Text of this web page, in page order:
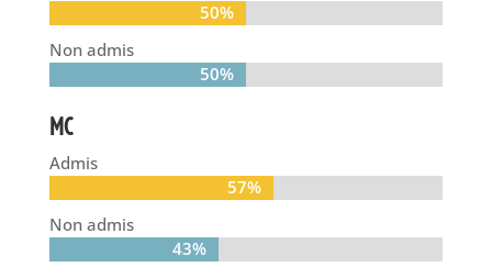
50%
50%
Non admis
50%
50%
MC
Admis
57%
57%
Non admis
43%
43%